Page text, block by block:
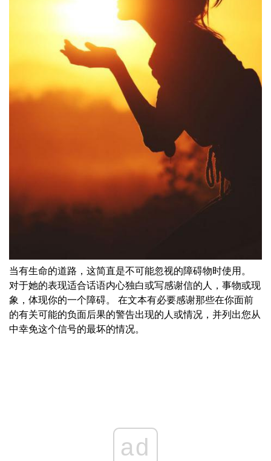
当有生命的道路，这简直是不可能忽视的障碍物时使用。
对于她的表现适合话语内心独白或写感谢信的人，事物或现
象，体现你的一个障碍。 在文本有必要感谢那些在你面前
的有关可能的负面后果的警告出现的人或情况，并列出您从
中幸免这个信号的最坏的情况。
ad